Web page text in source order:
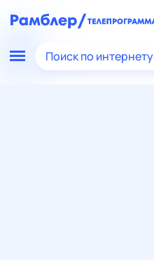
Поиск по интернету